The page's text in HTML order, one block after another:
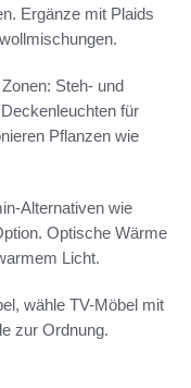
Ergänze mit Plaids
Steh- und
für
Pflanzen wie
Alternativen wie
Optische Wärme
Licht.
wähle TV-Möbel mit
zur Ordnung.